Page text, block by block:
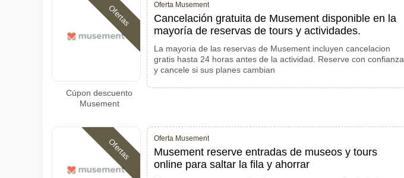
Ofertas
Cúpon descuento
Musement
Oferta Musement
Cancelación gratuita de Musement disponible en la
mayoría de reservas de tours y actividades.
La mayoria de las reservas de Musement incluyen cancelacion
gratis hasta 24 horas antes de la actividad. Reserve con confianza
y cancele si sus planes cambian
Ofertas Oferta Musement
Musement reserve entradas de museos y tours
online para saltar la fila y ahorrar